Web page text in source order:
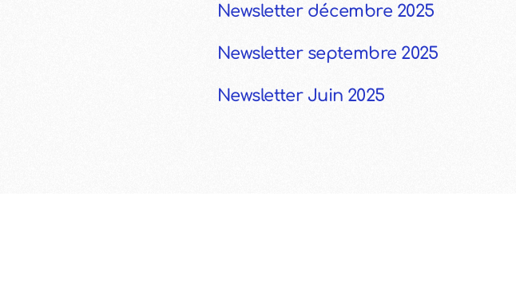
Newsletter décembre 2025
Newsletter septembre 2025
Newsletter Juin 2025